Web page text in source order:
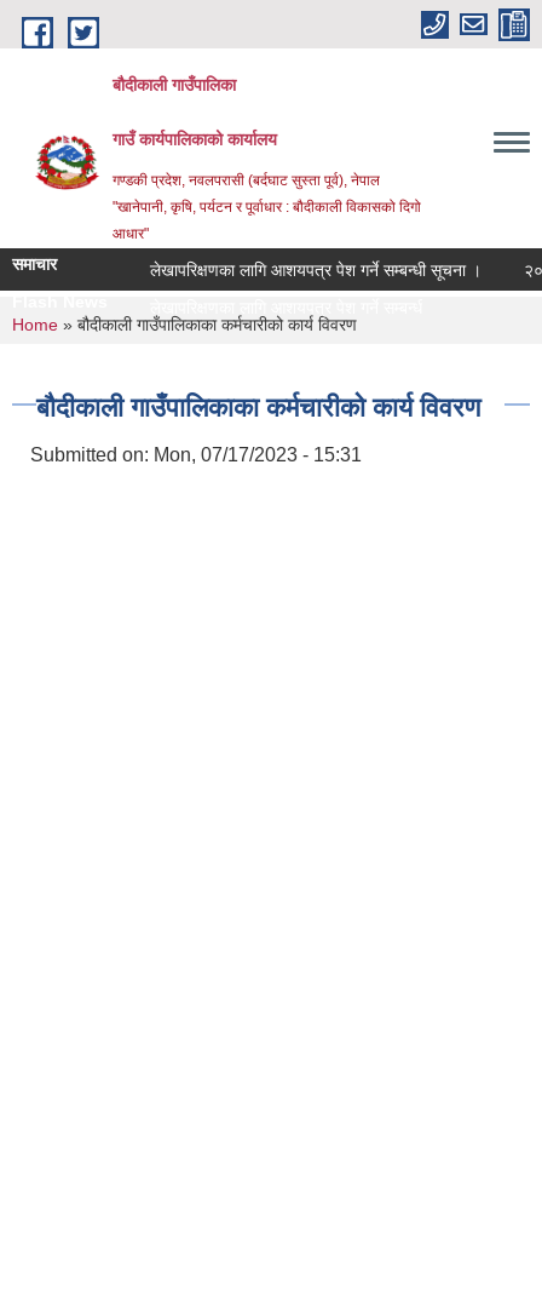
Skip to main content
बौदीकाली गाउँपालिका
गाउँ कार्यपालिकाको कार्यालय
गण्डकी प्रदेश, नवलपरासी (बर्दघाट सुस्ता पूर्व), नेपाल
"खानेपानी, कृषि, पर्यटन र पूर्वाधार : बौदीकाली विकासको दिगो
आधार"
समाचार लेखापरिक्षणका लागि आशयपत्र पेश गर्ने सम्बन्धी सूचना ।
२०८३
You are here
Home » बौदीकाली गाउँपालिकाका कर्मचारीको कार्य विवरण
बौदीकाली गाउँपालिकाका कर्मचारीको कार्य विवरण
Submitted on: Mon, 07/17/2023 - 15:31